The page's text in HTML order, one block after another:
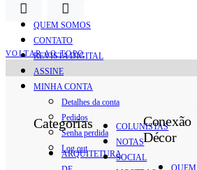
QUEM SOMOS
CONTATO
REVISTA DIGITAL
ASSINE
MINHA CONTA
Detalhes da conta
Pedidos
Senha perdida
Log out
VOLTAR AO TOPO
Categorias
ARQUITETURA
COLUNISTAS
NOTAS
SOCIAL
Conexão
Décor